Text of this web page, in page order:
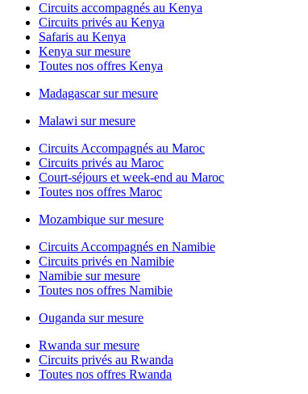
Circuits accompagnés au Kenya
Circuits privés au Kenya
Safaris au Kenya
Kenya sur mesure
Toutes nos offres Kenya
Madagascar sur mesure
Malawi sur mesure
Circuits Accompagnés au Maroc
Circuits privés au Maroc
Court-séjours et week-end au Maroc
Toutes nos offres Maroc
Mozambique sur mesure
Circuits Accompagnés en Namibie
Circuits privés en Namibie
Namibie sur mesure
Toutes nos offres Namibie
Ouganda sur mesure
Rwanda sur mesure
Circuits privés au Rwanda
Toutes nos offres Rwanda